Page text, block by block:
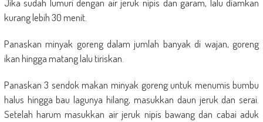
Jika sudah lumuri dengan air jeruk nipis dan garam, lalu diamkan
kurang lebih 30 menit.
Panaskan minyak goreng dalam jumlah banyak di wajan, goreng
ikan hingga matang lalu tiriskan.
Panaskan 3 sendok makan minyak goreng untuk menumis bumbu
halus hingga bau lagunya hilang, masukkan daun jeruk dan serai.
Setelah harum masukkan air jeruk nipis bawang dan cabai aduk